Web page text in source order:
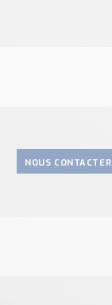
NOUS CONTACTER